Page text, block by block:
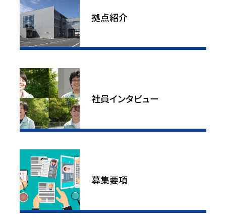
拠点紹介
社員インタビュー
募集要項